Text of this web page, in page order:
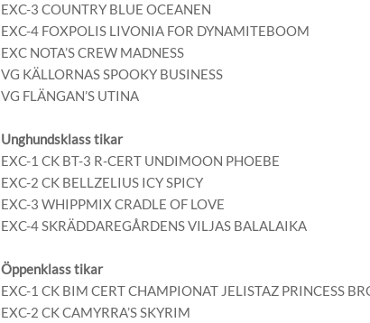
EXC-3 COUNTRY BLUE OCEANEN
EXC-4 FOXPOLIS LIVONIA FOR DYNAMITEBOOM
EXC NOTA’S CREW MADNESS
VG KÄLLORNAS SPOOKY BUSINESS
VG FLÄNGAN’S UTINA
Unghundsklass tikar
EXC-1 CK BT-3 R-CERT UNDIMOON PHOEBE
EXC-2 CK BELLZELIUS ICY SPICY
EXC-3 WHIPPMIX CRADLE OF LOVE
EXC-4 SKRÄDDAREGÅRDENS VILJAS BALALAIKA
Öppenklass tikar
EXC-1 CK BIM CERT CHAMPIONAT JELISTAZ PRINCESS
EXC-2 CK CAMYRRA’S SKYRIM